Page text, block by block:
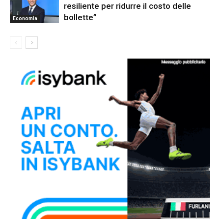
Economia
resiliente per ridurre il costo delle
bollette”